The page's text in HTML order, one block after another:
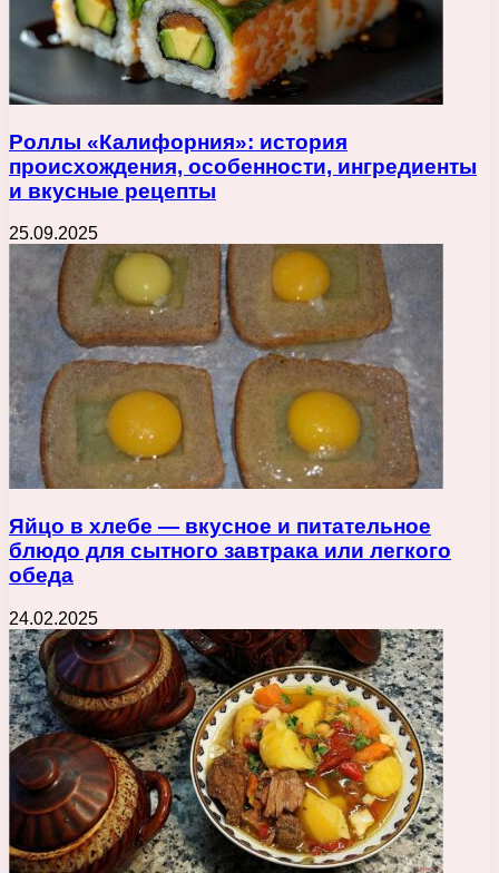
Роллы «Калифорния»: история
происхождения, особенности, ингредиенты
и вкусные рецепты
25.09.2025
Яйцо в хлебе — вкусное и питательное
блюдо для сытного завтрака или легкого
обеда
24.02.2025